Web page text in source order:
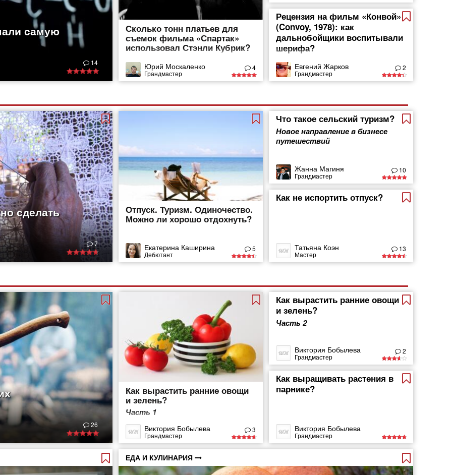
самую
14
Сколько тонн платьев для
съемок фильма «Спартак»
использовал Стэнли Кубрик?
Юрий Москаленко
Грандмастер
4
Рецензия на фильм «Конвой»
(Convoy, 1978): как
дальнобойщики воспитывали
шерифа?
Евгений Жарков
Грандмастер
2
сделать
7
Отпуск. Туризм. Одиночество.
Можно ли хорошо отдохнуть?
Екатерина Каширина
Дебютант
5
Что такое сельский туризм?
Новое направление в бизнесе
путешествий
Жанна Магиня
Грандмастер
10
Как не испортить отпуск?
Татьяна Коэн
Мастер
13
26
Как вырастить ранние овощи
и зелень?
Часть 1
Виктория Бобылева
Грандмастер
3
Как вырастить ранние овощи
и зелень?
Часть 2
Виктория Бобылева
Грандмастер
2
Как выращивать растения в
парнике?
Виктория Бобылева
Грандмастер
ЕДА И КУЛИНАРИЯ